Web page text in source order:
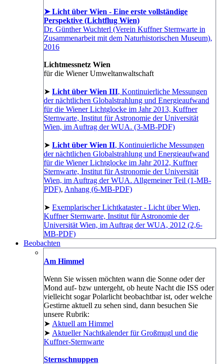
➤ Licht über Wien - Eine erste vollständige
Perspektive (Lichtflug Wien)
Dr. Günther Wuchterl (Verein Kuffner Sternwarte in
Zusammenarbeit mit dem Naturhistorischen Museum),
2016
Lichtmessnetz Wien
für die Wiener Umweltanwaltschaft
➤ Licht über Wien III, Kontinuierliche Messungen
der nächtlichen Globalstrahlung und Energieaufwand
für die Wiener Lichtglocke im Jahr 2013, Kuffner
Sternwarte, Institut für Astronomie der Universität
Wien, im Auftrag der WUA. (3-MB-PDF)
➤ Licht über Wien II, Kontinuierliche Messungen
der nächtlichen Globalstrahlung und Energieaufwand
für die Wiener Lichtglocke im Jahr 2012, Kuffner
Sternwarte, Institut für Astronomie der Universität
Wien, im Auftrag der WUA. Allgemeiner Teil (1-MB-
PDF), Anhang (6-MB-PDF)
➤ Exemplarischer Lichtkataster - Licht über Wien,
Kuffner Sternwarte, Institut für Astronomie der
Universität Wien, im Auftrag der WUA, 2012 (2,6-
MB-PDF)
Beobachten
Am Himmel
Wenn Sie wissen möchten wann die Sonne oder der
Mond auf- bzw untergeht, ob heute Nacht die ISS oder
vielleicht sogar Polarlicht beobachtbar ist, oder welche
Gestirne aktuell zu sehen sind, dann besuchen Sie
unsere Rubrik:
➤ Aktuell am Himmel
➤ Aktueller Nachtkalender für Großmugl und die
Kuffner-Sternwarte
Sternschnuppen